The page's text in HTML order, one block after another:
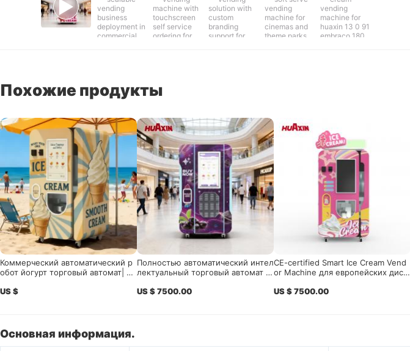
Похожие продукты
Коммерческий автоматический р
обот йогурт торговый автомат| H
US $
Полностью автоматический интел
лектуальный торговый автомат м
ешение для розничной торговли
US $ 7500.00
CE-certified Smart Ice Cream Vend
or Machine для европейских дист
ых продаж и розничных торговых
US $ 7500.00
Основная информация.